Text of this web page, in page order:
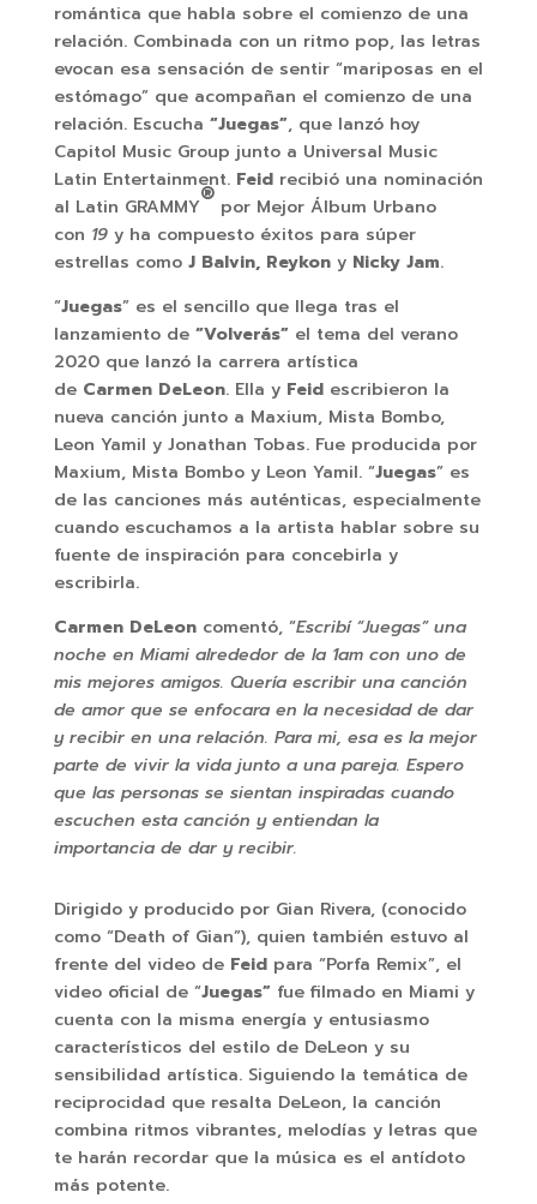
romántica que habla sobre el comienzo de una
relación. Combinada con un ritmo pop, las letras
evocan esa sensación de sentir “mariposas en el
estómago” que acompañan el comienzo de una
relación. Escucha “Juegas”, que lanzó hoy
Capitol Music Group junto a Universal Music
Latin Entertainment. Feidrecibió una nominación
al Latin GRAMMY
®
por Mejor Álbum Urbano
con 19 y ha compuesto éxitos para súper
estrellas como J Balvin, Reykony Nicky Jam.
“Juegas” es el sencillo que llega tras el
lanzamiento de “Volverás”el tema del verano
2020 que lanzó la carrera artística
de Carmen DeLeon. Ella y Feidescribieron la
nueva canción junto a Maxium, Mista Bombo,
Leon Yamil y Jonathan Tobas. Fue producida por
Maxium, Mista Bombo y Leon Yamil. “Juegas” es
de las canciones más auténticas, especialmente
cuando escuchamos a la artista hablar sobre su
fuente de inspiración para concebirla y
escribirla.
Carmen DeLeoncomentó, “Escribí “Juegas” una
noche en Miami alrededor de la 1am con uno de
mis mejores amigos. Quería escribir una canción
de amor que se enfocara en la necesidad de dar
y recibir en una relación. Para mi, esa es la mejor
parte de vivir la vida junto a una pareja. Espero
que las personas se sientan inspiradas cuando
escuchen esta canción y entiendan la
importancia de dar y recibir.
Dirigido y producido por Gian Rivera, (conocido
como “Death of Gian”), quien también estuvo al
frente del video de Feidpara “Porfa Remix”, el
video oficial de “Juegas”fue filmado en Miami y
cuenta con la misma energía y entusiasmo
característicos del estilo de DeLeon y su
sensibilidad artística. Siguiendo la temática de
reciprocidad que resalta DeLeon, la canción
combina ritmos vibrantes, melodías y letras que
te harán recordar que la música es el antídoto
más potente.